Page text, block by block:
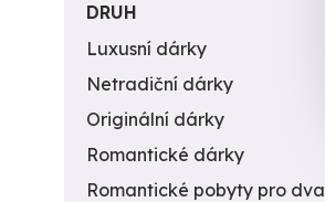
DRUH
Luxusní dárky
Netradiční dárky
Originální dárky
Romantické dárky
Romantické pobyty pro dva